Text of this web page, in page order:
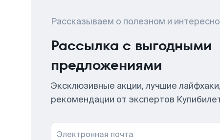
Рассказываем о полезном и
Рассылка с выгодными
предложениями
Эксклюзивные акции, лучшие
рекомендации от экспертов
Электронная почта